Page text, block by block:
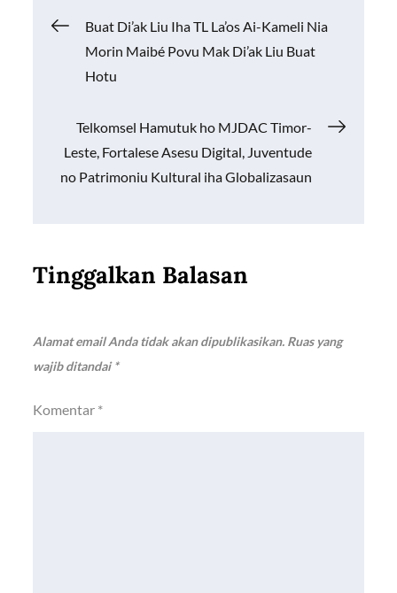
o
p
p
n
k
Navigasi
pos
Buat Di’ak Liu Iha TL La’os Ai-Kameli Nia
Morin Maibé Povu Mak Di’ak Liu Buat
Hotu
Telkomsel Hamutuk ho MJDAC Timor-
Leste, Fortalese Asesu Digital, Juventude
no Patrimoniu Kultural iha Globalizasaun
Tinggalkan Balasan
Alamat email Anda tidak akan dipublikasikan. Ruas yang
wajib ditandai*
Komentar *